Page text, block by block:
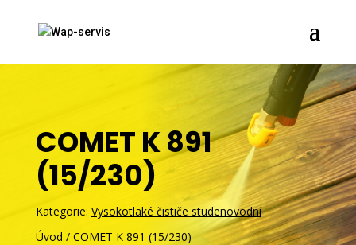
COMET K 891
(15/230)
Kategorie: Vysokotlaké čističe studenovodní
Úvod / COMET K 891 (15/230)